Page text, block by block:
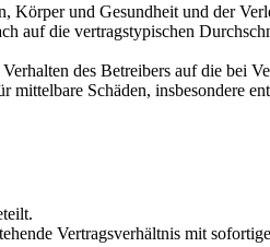
Körper und Gesundheit und der
auf die vertragstypischen
des Betreibers auf die bei
Schäden, insbesondere
Vertragsverhältnis mit